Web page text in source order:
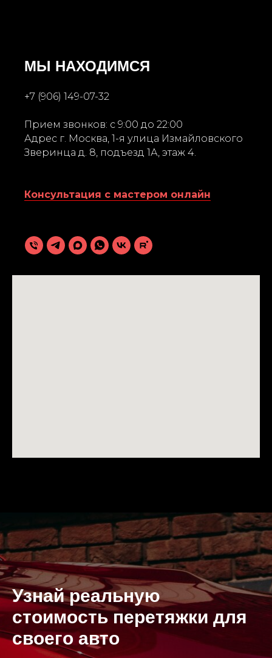
МЫ НАХОДИМСЯ
+7 (906) 149-07-32
Прием звонков: с 9:00 до 22:00
Адрес г. Москва, 1-я улица Измайловского
Зверинца д. 8, подъезд 1А, этаж 4.
Консультация с мастером онлайн
Узнай реальную
стоимость перетяжки для
своего авто